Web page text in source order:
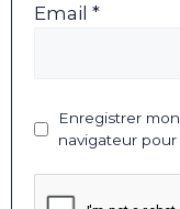
Email *
Enregistrer
navigateur